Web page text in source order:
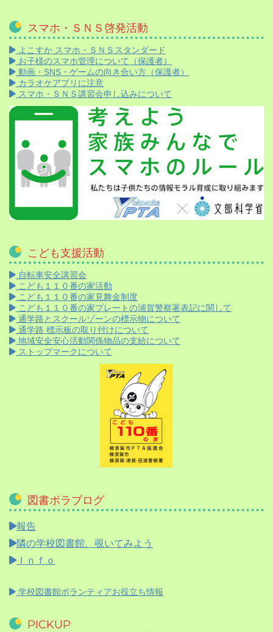
スマホ・ＳＮＳ啓発活動
よこすか スマホ・ＳＮＳスタンダード
お子様のスマホ管理について（保護者）
動画・SNS・ゲームの向き合い方（保護者）
カラオケアプリに注意
スマホ・ＳＮＳ講習会申し込みについて
こども支援活動
自転車安全講習会
こども１１０番の家活動
こども１１０番の家見舞金制度
こども１１０番の家プレートの浦賀警察署表記に関して
通学路とスクールゾーンの標示物について
通学路 標示板の取り付けについて
地域安全安心活動関係物品の支給について
ストップマークについて
図書ボラブログ
報告
隣の学校図書館、覗いてみよう
Ｉｎｆｏ
学校図書館ボランティアお役立ち情報
PICKUP